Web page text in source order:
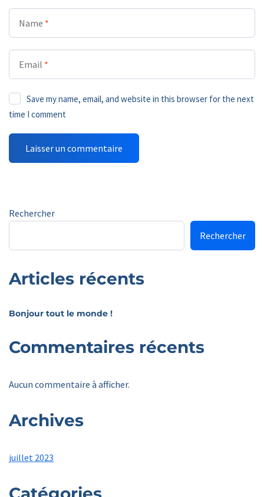
Name *
Email *
Save my name, email, and website in this browser for the next
time I comment
Rechercher
Rechercher
Articles récents
Bonjour tout le monde !
Commentaires récents
Aucun commentaire à afficher.
Archives
juillet 2023